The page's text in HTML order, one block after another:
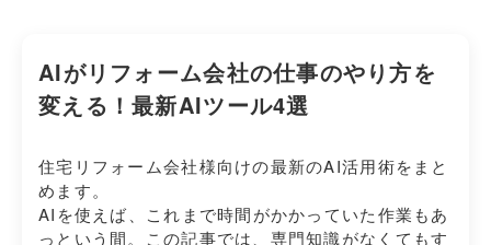
AIがリフォーム会社の仕事のやり方を
変える！最新AIツール4選
住宅リフォーム会社様向けの最新のAI活用術をまと
めます。
AIを使えば、これまで時間がかかっていた作業もあ
っという間。この記事では、専門知識がなくてもす